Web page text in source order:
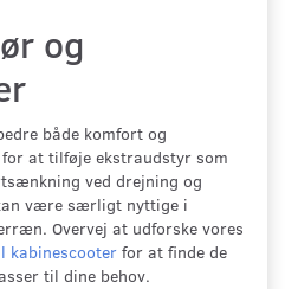
og
både komfort og
at tilføje ekstraudstyr som
ved drejning og
være særligt nyttige i
Overvej at udforske vores
kabinescooter for at finde de
til dine behov.